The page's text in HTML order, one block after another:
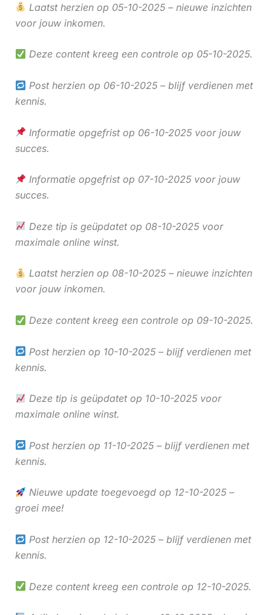
Laatst herzien op 05-10-2025 – nieuwe inzichten
voor jouw inkomen.
Deze content kreeg een controle op 05-10-2025.
Post herzien op 06-10-2025 – blijf verdienen met
kennis.
Informatie opgefrist op 06-10-2025 voor jouw
succes.
Informatie opgefrist op 07-10-2025 voor jouw
succes.
Deze tip is geüpdatet op 08-10-2025 voor
maximale online winst.
Laatst herzien op 08-10-2025 – nieuwe inzichten
voor jouw inkomen.
Deze content kreeg een controle op 09-10-2025.
Post herzien op 10-10-2025 – blijf verdienen met
kennis.
Deze tip is geüpdatet op 10-10-2025 voor
maximale online winst.
Post herzien op 11-10-2025 – blijf verdienen met
kennis.
Nieuwe update toegevoegd op 12-10-2025 –
groei mee!
Post herzien op 12-10-2025 – blijf verdienen met
kennis.
Deze content kreeg een controle op 12-10-2025.